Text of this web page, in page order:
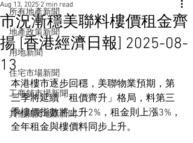
所有地產新聞
地產政策新聞
用地新聞
住宅市場新聞
工商舖市場新聞
其他關於地產新聞
市況漸穩美聯料樓價租金齊
揚 [香港經濟日報] 2025-08-
13
Aug 13, 2025 2 min read
本港樓市逐步回穩，美聯物業預期，第
三季將延續「租價齊升」格局，料第三
季樓價指數將上升2%，租金則上漲3%，
全年租金與樓價料同步上升。